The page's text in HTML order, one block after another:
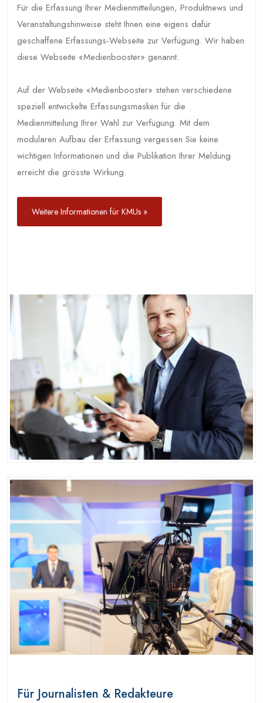
Für die Erfassung Ihrer Medienmitteilungen, Produktnews und
Veranstaltungshinweise steht Ihnen eine eigens dafür
geschaffene Erfassungs-Webseite zur Verfügung. Wir haben
diese Webseite «Medienbooster» genannt.
Auf der Webseite «Medienbooster» stehen verschiedene
speziell entwickelte Erfassungsmasken für die
Medienmitteilung Ihrer Wahl zur Verfügung. Mit dem
modularen Aufbau der Erfassung vergessen Sie keine
wichtigen Informationen und die Publikation Ihrer Meldung
erreicht die grösste Wirkung.
Weitere Informationen für KMUs »
Für Journalisten & Redakteure